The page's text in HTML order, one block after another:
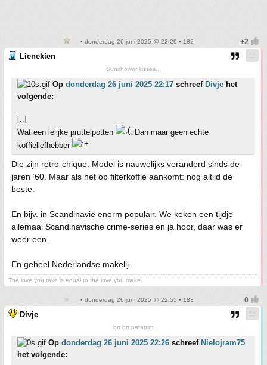
• donderdag 26 juni 2025 @ 22:29 • 182
Lienekien
Sunshower kisses...
Op donderdag 26 juni 2025 22:17 schreef Divje het
volgende:
[..]
Wat een lelijke pruttelpotten
. Dan maar geen echte
koffieliefhebber
Die zijn retro-chique. Model is nauwelijks veranderd sinds de
jaren ‘60. Maar als het op filterkoffie aankomt: nog altijd de
beste.
En bijv. in Scandinavië enorm populair. We keken een tijdje
allemaal Scandinavische crime-series en ja hoor, daar was er
weer een.
En geheel Nederlandse makelij.
The love you take is equal to the love you make.
• donderdag 26 juni 2025 @ 22:55 • 183
Divje
brr brr patapim
Op donderdag 26 juni 2025 22:26 schreef Nielojram75
het volgende: